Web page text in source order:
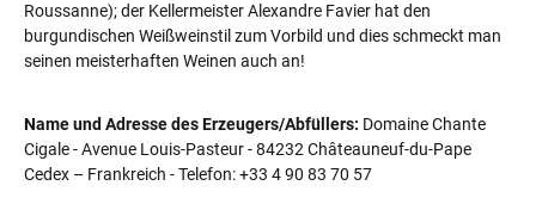
Roussanne); der Kellermeister Alexandre Favier hat den
burgundischen Weißweinstil zum Vorbild und dies schmeckt man
seinen meisterhaften Weinen auch an!
Name und Adresse des Erzeugers/Abfüllers: Domaine Chante
Cigale - Avenue Louis-Pasteur - 84232 Châteauneuf-du-Pape
Cedex – Frankreich - Telefon: +33 4 90 83 70 57